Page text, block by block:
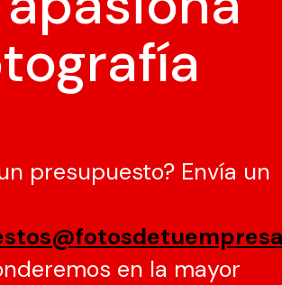
presupuesto? Envía un
en la mayor